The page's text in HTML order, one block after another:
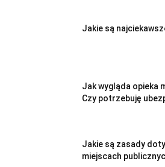
Jakie są
Jak wygląda opieka
Czy potrzebuję
Jakie są zasady
miejscach